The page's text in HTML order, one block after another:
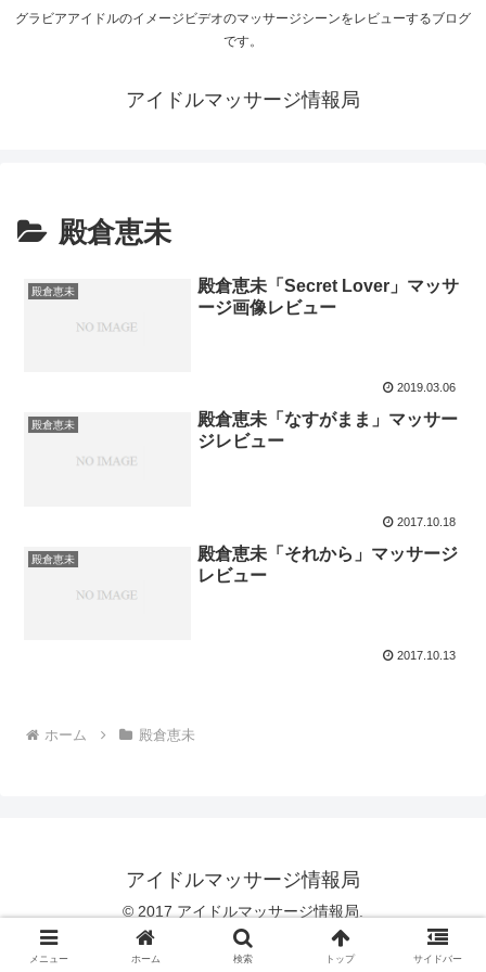
グラビアアイドルのイメージビデオのマッサージシーンをレビューするブログ
です。
アイドルマッサージ情報局
殿倉恵未
殿倉恵未
殿倉恵未「Secret Lover」マッサ
ージ画像レビュー
2019.03.06
殿倉恵未
殿倉恵未「なすがまま」マッサー
ジレビュー
2017.10.18
殿倉恵未
殿倉恵未「それから」マッサージ
レビュー
2017.10.13
ホーム 殿倉恵未
アイドルマッサージ情報局
© 2017 アイドルマッサージ情報局.
メニュー ホーム 検索 トップ サイドバー